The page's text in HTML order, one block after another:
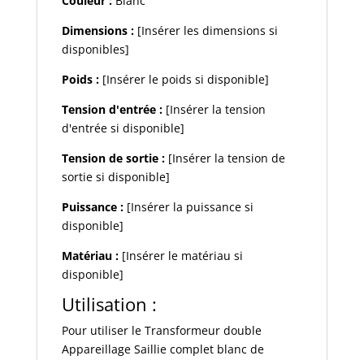
Dimensions :[Insérer les dimensions si
disponibles]
Poids :[Insérer le poids si disponible]
Tension d'entrée :[Insérer la tension
d'entrée si disponible]
Tension de sortie :[Insérer la tension de
sortie si disponible]
Puissance :[Insérer la puissance si
disponible]
Matériau :[Insérer le matériau si
disponible]
Utilisation :
Pour utiliser le Transformeur double
Appareillage Saillie complet blanc de